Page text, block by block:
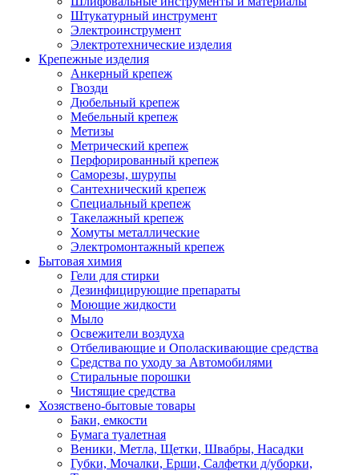
Штукатурный инструмент
Электроинструмент
Электротехнические изделия
Крепежные изделия
Анкерный крепеж
Гвозди
Дюбельный крепеж
Мебельный крепеж
Метизы
Метрический крепеж
Перфорированный крепеж
Саморезы, шурупы
Сантехнический крепеж
Специальный крепеж
Такелажный крепеж
Хомуты металлические
Электромонтажный крепеж
Бытовая химия
Гели для стирки
Дезинфицирующие препараты
Моющие жидкости
Мыло
Освежители воздуха
Отбеливающие и Ополаскивающие средства
Средства по уходу за Автомобилями
Стиральные порошки
Чистящие средства
Хозяствено-бытовые товары
Баки, емкости
Бумага туалетная
Веники, Метла, Щетки, Швабры, Насадки
Губки, Мочалки, Ерши, Салфетки д/уборки,